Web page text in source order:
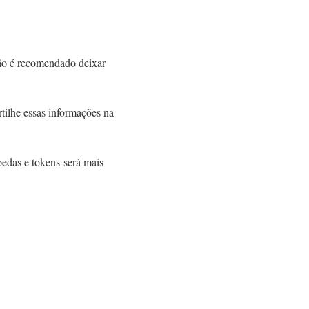
é recomendado deixar
essas informações na
e tokens será mais